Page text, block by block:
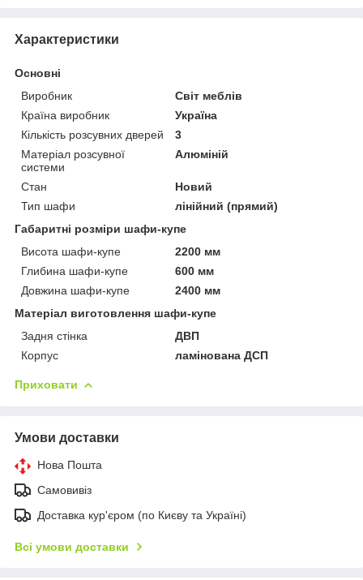
Характеристики
Основні
Виробник
Світ меблів
Країна виробник
Україна
Кількість розсувних дверей
3
Матеріал розсувної
системи
Алюміній
Стан
Новий
Тип шафи
лінійний (прямий)
Габаритні розміри шафи-купе
Висота шафи-купе
2200 мм
Глибина шафи-купе
600 мм
Довжина шафи-купе
2400 мм
Матеріал виготовлення шафи-купе
Задня стінка
ДВП
Корпус
ламінована ДСП
Приховати
Умови доставки
Нова Пошта
Самовивіз
Доставка кур'єром (по Києву та Україні)
Всі умови доставки